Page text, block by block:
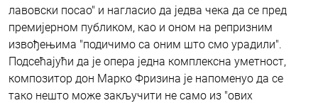
лавовски посао" и нагласио да једва чека да се пред
премијерном публиком, као и оном на репризним
извођењима "подичимо са оним што смо урадили".
Подсећајући да је опера једна комплексна уметност,
композитор дон Марко Фризина је напоменуо да се
тако нешто може закључити не само из "ових